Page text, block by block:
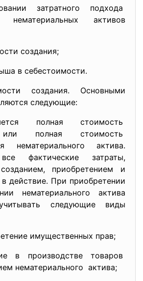
затратного подхода
активов
создания;
в себестоимости.
создания. Основными
следующие:
полная стоимость
или полная стоимость
нематериального актива.
фактические затраты,
приобретением и
действие. При приобретении
нематериального актива
следующие виды
имущественных прав;
в производстве товаров
нематериального актива;